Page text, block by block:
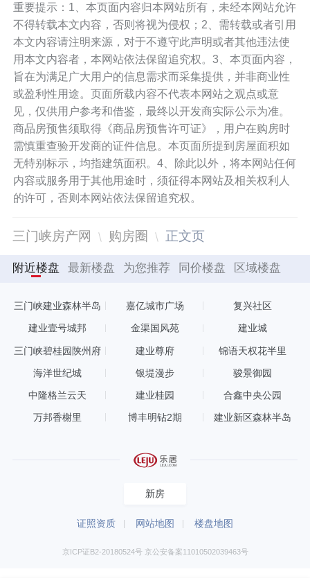
重要提示：1、本页面内容归本网站所有，未经本网站允许
不得转载本文内容，否则将视为侵权；2、需转载或者引用
本文内容请注明来源，对于不遵守此声明或者其他违法使
用本文内容者，本网站依法保留追究权。3、本页面内容，
旨在为满足广大用户的信息需求而采集提供，并非商业性
或盈利性用途。页面所载内容不代表本网站之观点或意
见，仅供用户参考和借鉴，最终以开发商实际公示为准。
商品房预售须取得《商品房预售许可证》，用户在购房时
需慎重查验开发商的证件信息。本页面所提到房屋面积如
无特别标示，均指建筑面积。4、除此以外，将本网站任何
内容或服务用于其他用途时，须征得本网站及相关权利人
的许可，否则本网站依法保留追究权。
三门峡房产网 购房圈 正文页
附近楼盘 最新楼盘 为您推荐 同价楼盘 区域楼盘
三门峡建业森林半岛 嘉亿城市广场 复兴社区
建业壹号城邦 金渠国风苑 建业城
三门峡碧桂园陕州府 建业尊府 锦语天权花半里
海洋世纪城 银堤漫步 骏景御园
中隆格兰云天 建业桂园 合鑫中央公园
万邦香榭里 博丰明钻2期 建业新区森林半岛
新房
证照资质 网站地图 楼盘地图
京ICP证B2-20180524号 京公安备案11010502039463号